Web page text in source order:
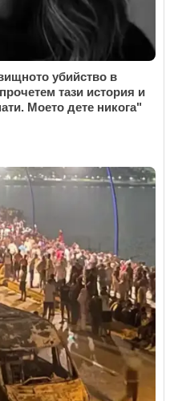
убийство в
тази история и
Моето дете никога"